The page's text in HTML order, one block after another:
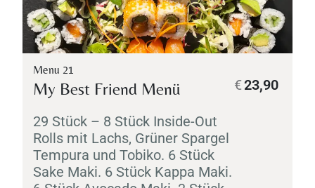
Menu 21
My Best Friend Menü
29 Stück – 8 Stück Inside-Out
Rolls mit Lachs, Grüner Spargel
Tempura und Tobiko. 6 Stück
Sake Maki. 6 Stück Kappa Maki.
23,90
€